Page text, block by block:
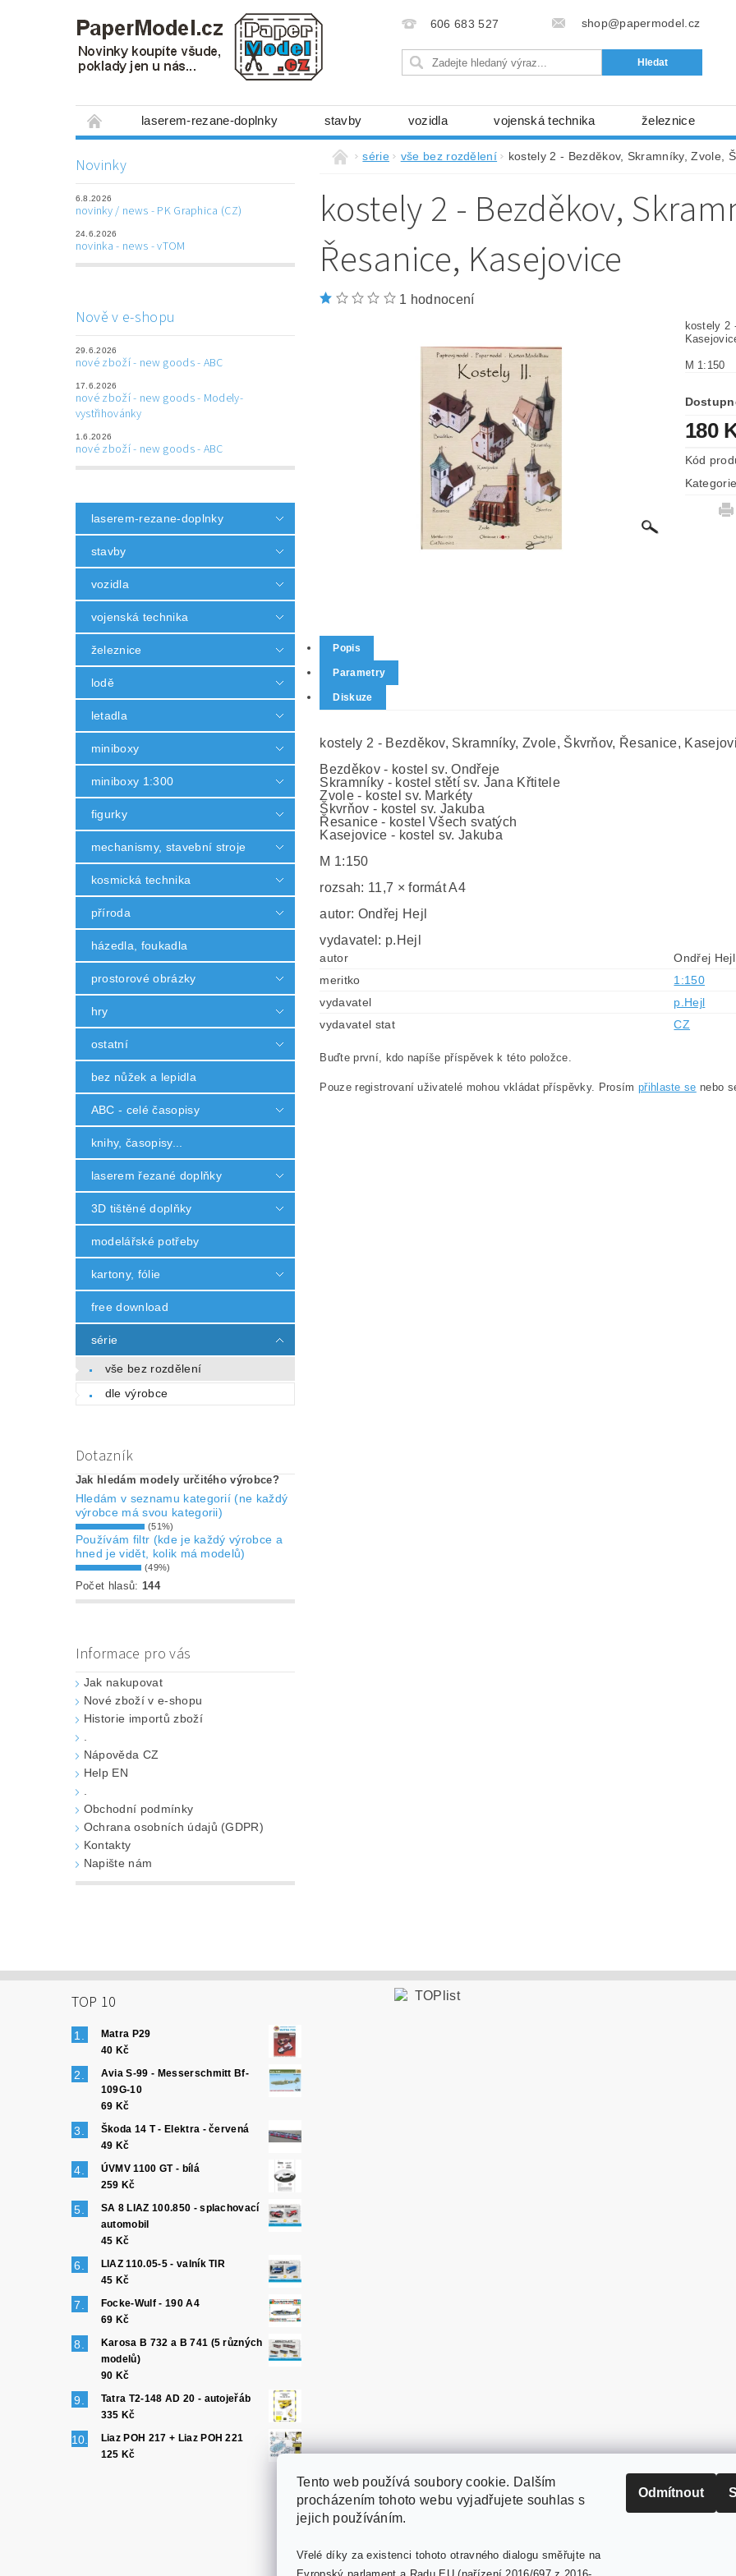
606 683 527 shop@papermodel.cz
laserem-rezane-doplnky stavby vozidla vojenská technika železnice
mechanismy, stavební stroje kosmická technika příroda
laserem řezané doplňky 3D tištěné doplňky modelářské potřeby kartony, fólie free
Napište nám Obchodní podmínky
Novinky
6.8.2026
novinky / news - PK Graphica (CZ)
24.6.2026
novinka - news - vTOM
Nově v e-shopu
29.6.2026
nové zboží - new goods - ABC
17.6.2026
nové zboží - new goods - Modely-
vystřihovánky
1.6.2026
nové zboží - new goods - ABC
laserem-rezane-doplnky
stavby
vozidla
vojenská technika
železnice
lodě
letadla
miniboxy
miniboxy 1:300
figurky
mechanismy, stavební stroje
kosmická technika
příroda
házedla, foukadla
prostorové obrázky
hry
ostatní
bez nůžek a lepidla
ABC - celé časopisy
knihy, časopisy...
laserem řezané doplňky
3D tištěné doplňky
modelářské potřeby
kartony, fólie
free download
série
vše bez rozdělení
dle výrobce
Dotazník
Jak hledám modely určitého výrobce?
Hledám v seznamu kategorií (ne každý
výrobce má svou kategorii)
(51%)
Používám filtr (kde je každý výrobce a
hned je vidět, kolik má modelů)
(49%)
Počet hlasů: 144
Informace pro vás
Jak nakupovat
Nové zboží v e-shopu
Historie importů zboží
Nápověda CZ
Help EN
Obchodní podmínky
Ochrana osobních údajů (GDPR)
Kontakty
Napište nám
série vše bez rozdělení kostely 2 - Bezděkov, Skramníky, Zvole,
kostely 2 - Bezděkov,
Řesanice, Kasejovice
1 hodnocení
kostely 2
M 1:150
180
Kód
Kategorie
Popis
Parametry
Diskuze
kostely 2 - Bezděkov, Skramníky, Zvole, Škvrňov, Řesanice,
Bezděkov - kostel sv. Ondřeje
Skramníky - kostel stětí sv. Jana Křtitele
Zvole - kostel sv. Markéty
Škvrňov - kostel sv. Jakuba
Řesanice - kostel Všech svatých
Kasejovice - kostel sv. Jakuba
M 1:150
rozsah: 11,7 × formát A4
autor: Ondřej Hejl
vydavatel: p.Hejl
autor
Ondřej Hejl
meritko
1:150
vydavatel
p.Hejl
vydavatel stat
CZ
Buďte první, kdo napíše příspěvek k této položce.
Pouze registrovaní uživatelé mohou vkládat příspěvky. Prosím přihlaste se nebo
TOP 10
Matra P29
40 Kč
Avia S-99 - Messerschmitt Bf-
109G-10
69 Kč
Škoda 14 T - Elektra - červená
49 Kč
ÚVMV 1100 GT - bílá
259 Kč
SA 8 LIAZ 100.850 - splachovací
automobil
45 Kč
LIAZ 110.05-5 - valník TIR
45 Kč
Focke-Wulf - 190 A4
69 Kč
Karosa B 732 a B 741 (5 různých
modelů)
90 Kč
Tatra T2-148 AD 20 - autojeřáb
335 Kč
Liaz POH 217 + Liaz POH 221
125 Kč
PaperModel.cz
Tento web používá soubory cookie. Dalším
procházením tohoto webu vyjadřujete souhlas s
jejich používáním.
Vřelé díky za existenci tohoto otravného dialogu směřujte na
Odmítnout